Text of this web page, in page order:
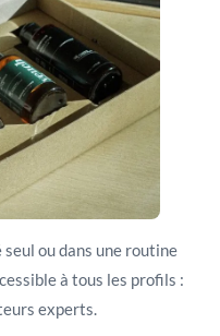
ou dans une routine
à tous les profils :
experts.